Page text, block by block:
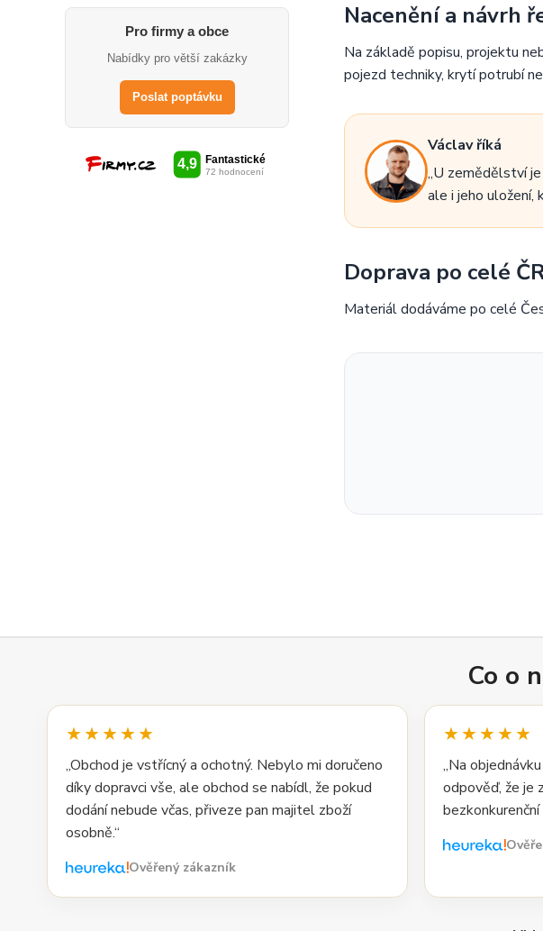
Pro firmy a obce
Nabídky pro větší zakázky
Poslat poptávku
Nacenění a návrh
Na základě popisu, projektu
pojezd techniky, krytí potrubí
Václav říká
„U zemědělství
ale i jeho uložení,
Doprava po celé
Materiál dodáváme po celé
Co o
★★★★★
„Obchod je vstřícný a ochotný. Nebylo mi doručeno
díky dopravci vše, ale obchod se nabídl, že pokud
dodání nebude včas, přiveze pan majitel zboží
osobně.“
Ověřený zákazník
★★★★★
„Na
odpověď, že je